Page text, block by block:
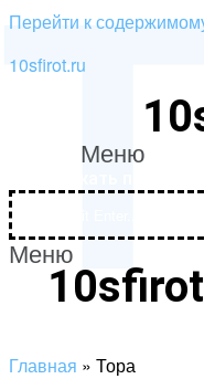
Перейти к
10sfirot.ru
Меню
Меню
Главная » Тора